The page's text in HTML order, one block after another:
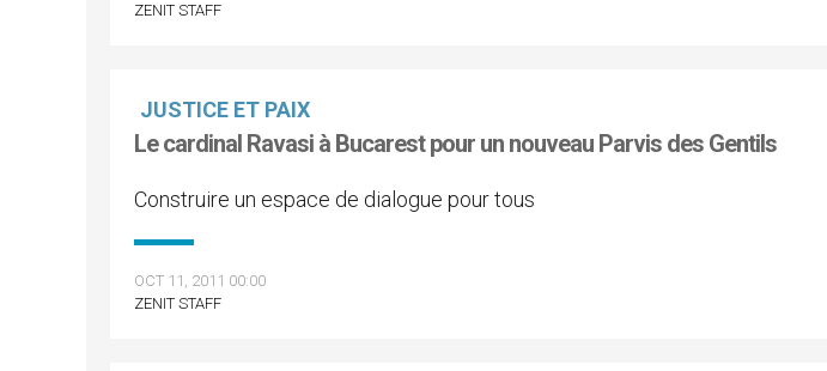
ZENIT STAFF
JUSTICE ET PAIX
Le cardinal Ravasi à Bucarest pour un nouveau Parvis des Gentils
Construire un espace de dialogue pour tous
OCT 11, 2011 00:00
ZENIT STAFF